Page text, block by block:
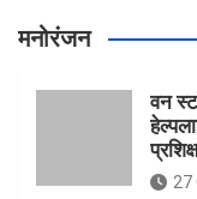
मनोरंजन
वन
27